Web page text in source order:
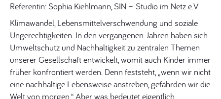
Referentin: Sophia Kiehlmann, SIN – Studio im Netz e.V.
Klimawandel, Lebensmittelverschwendung und soziale
Ungerechtigkeiten. In den vergangenen Jahren haben sich
Umweltschutz und Nachhaltigkeit zu zentralen Themen
unserer Gesellschaft entwickelt, womit auch Kinder immer
früher konfrontiert werden. Denn feststeht, „wenn wir nicht
eine nachhaltige Lebensweise anstreben, gefährden wir die
Welt von morgen.“ Aber was bedeutet eigentlich